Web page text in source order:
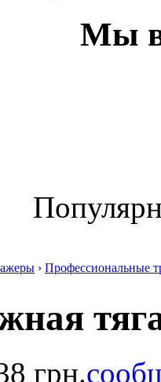
Мы в
› Профессиональные
грн.